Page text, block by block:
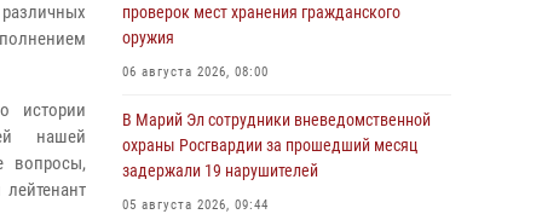
истории
нашей
вопросы,
проверок мест хранения гражданского
оружия
06 августа 2026, 08:00
В Марий Эл сотрудники вневедомственной
охраны Росгвардии за прошедший месяц
задержали 19 нарушителей
05 августа 2026, 09:44